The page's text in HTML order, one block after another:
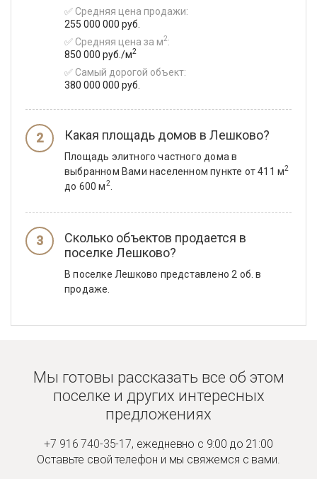
✅ Средняя цена продажи:
255 000 000 руб.
✅ Средняя цена за м2:
850 000 руб./м2
✅ Самый дорогой объект:
380 000 000 руб.
Какая площадь домов в Лешково?
Площадь элитного частного дома в
выбранном Вами населенном пункте от 411 м2
до 600 м2.
Сколько объектов продается в
поселке Лешково?
В поселке Лешково представлено 2 об. в
продаже.
Мы готовы рассказать все об этом
поселке и других интересных
предложениях
+7 916 740-35-17, ежедневно с 9:00 до 21:00
Оставьте свой телефон и мы свяжемся с вами.